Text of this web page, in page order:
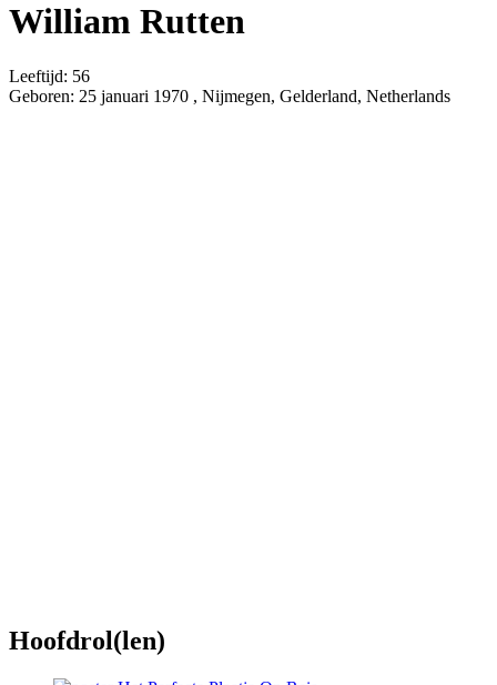
William Rutten
Leeftijd: 56
Geboren: 25 januari 1970 , Nijmegen, Gelderland, Netherlands
Hoofdrol(len)